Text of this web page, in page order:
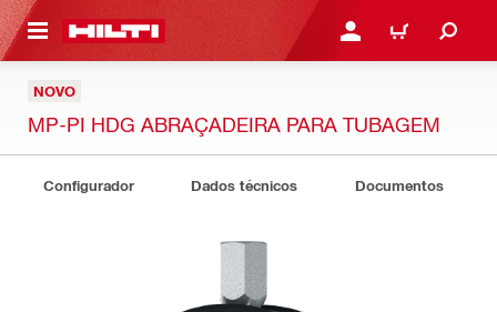
CONTENT ENTRAR OU REGISTAR
CARRINHO
NOVO
MP-PI HDG ABRAÇADEIRA PARA TUBAGEM
Configurador Dados técnicos Documentos